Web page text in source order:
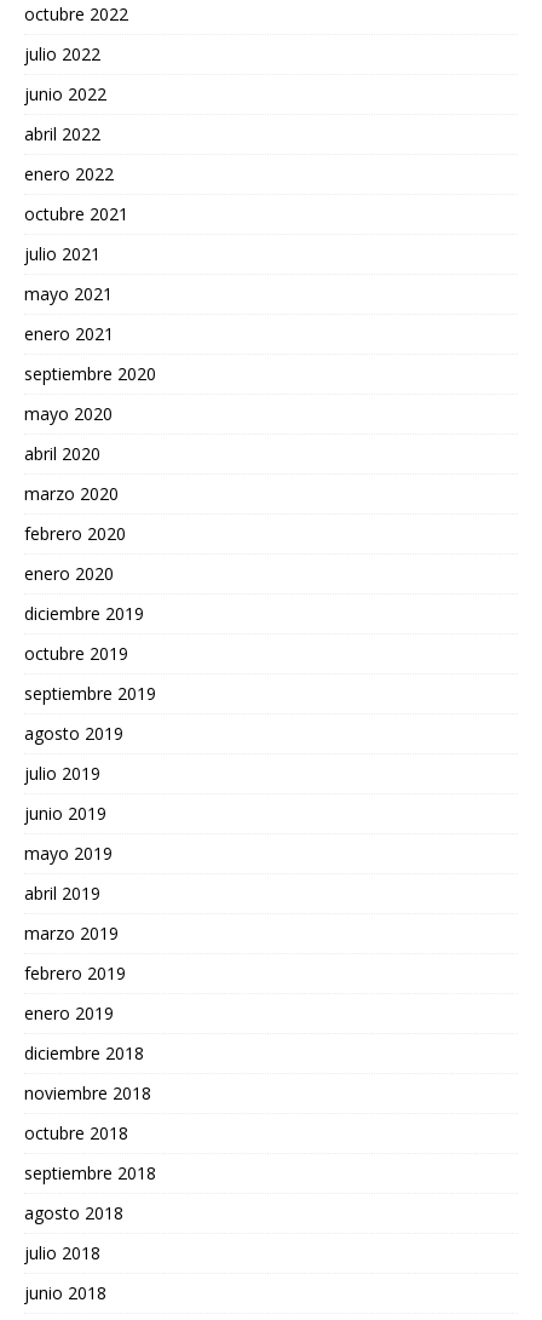
octubre 2022
julio 2022
junio 2022
abril 2022
enero 2022
octubre 2021
julio 2021
mayo 2021
enero 2021
septiembre 2020
mayo 2020
abril 2020
marzo 2020
febrero 2020
enero 2020
diciembre 2019
octubre 2019
septiembre 2019
agosto 2019
julio 2019
junio 2019
mayo 2019
abril 2019
marzo 2019
febrero 2019
enero 2019
diciembre 2018
noviembre 2018
octubre 2018
septiembre 2018
agosto 2018
julio 2018
junio 2018